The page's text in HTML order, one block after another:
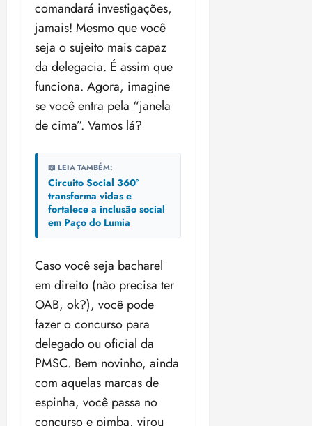
comandará investigações,
jamais! Mesmo que você
seja o sujeito mais capaz
da delegacia. É assim que
funciona. Agora, imagine
se você entra pela “janela
de cima”. Vamos lá?
📖 LEIA TAMBÉM:
Circuito Social 360°
transforma vidas e
fortalece a inclusão social
em Paço do Lumia
Caso você seja bacharel
em direito (não precisa ter
OAB, ok?), você pode
fazer o concurso para
delegado ou oficial da
PMSC. Bem novinho, ainda
com aquelas marcas de
espinha, você passa no
concurso e pimba, virou